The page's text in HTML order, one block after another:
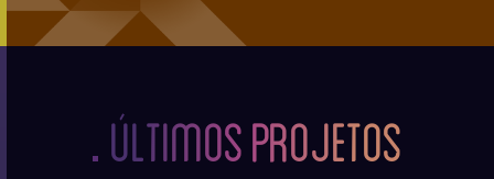
ÚLTIMOSPROJETOS